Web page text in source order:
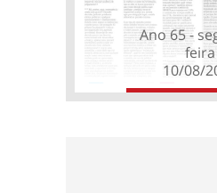
Ano 65 -
feira
10/08/